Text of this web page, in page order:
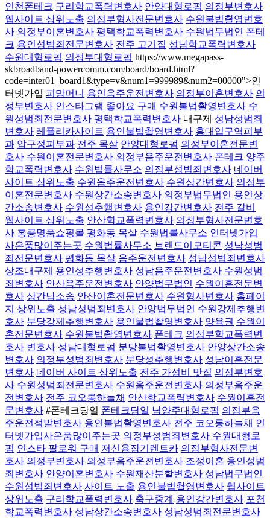
인천폰테크 구리학교폭력변호사 안양대형로펌 의정부변호사
웹사이트 상위노출 의정부형사전문변호사 수원불법촬영변호
사 의정부이혼변호사 평택학교폭력변호사 수원법무법인 폰테
크 용인성범죄전문변호사 전주 고기집 성남학교폭력변호사
수원대형로펌 의정부대형로펌 https://www.megapass-
skbroadband-powercomm.com/board/board.html?
code=inter01_board1&type=v&num1=999989&num2=00000">인
터넷가입 피망머니 용인음주운전변호사 의정부이혼변호사 의
정부변호사 인스타그램 좋아요 구매 수원불법촬영변호사 수
원성범죄전문변호사 평택학교폭력변호사 내구제 성남성범죄
변호사 레플리카사이트 용인불법촬영변호사 홍대입구역피부
과 압구정피부과 전주 목살 안양대형로펌 의정부이혼전문변
호사 수원이혼전문변호사 의정부음주운전변호사 폰테크 양주
학교폭력변호사 수원법률사무소 의정부성범죄변호사 네이버
사이트 상위노출 수원음주운전변호사 수원상간변호사 의정부
이혼전문변호사 수원상간소송변호사 의정부법무법인 용인상
간소송변호사 수원성추행변호사 용인강간변호사 전주 갈비
웹사이트 상위노출 안산학교폭력변호사 의정부형사전문변호
사 홍콩명품쇼핑몰 평화동 목살 수원법률사무소 인터넷가입
사은품많이주는곳 수원법률사무소 브랜드이모티콘 성남성범
죄전문변호사 평화동 목살 음주운전변호사 성남성범죄변호사
상조내구제 용인성추행변호사 성남음주운전변호사 수원성범
죄변호사 안산음주운전변호사 안양법무법인 수원이혼전문변
호사 상간남소송 안산이혼전문변호사 수원형사변호사 홈페이
지 상위노출 성남성범죄변호사 안양법무법인 수원강제추행변
호사 분당강제추행변호사 용인불법촬영변호사 양육권 수원이
혼전문변호사 수원불법촬영변호사 폰테크 의정부학교폭력변
호사 변호사 성남대형로펌 분당불법촬영변호사 안양상간소송
변호사 의정부성범죄변호사 분당성추행변호사 성남이혼전문
변호사 네이버 사이트 상위노출 전주 가성비 맛집 의정부변호
사 수원성범죄전문변호사 수원음주운전변호사 의정부음주운
전변호사 전주 코오롱하늘채 안산학교폭력변호사 수원이혼전
문변호사 #폰테크당일 폰테크당일 남양주대형로펌 의정부음
주운전적발변호사 용인불법촬영변호사 전주 코오롱하늘채 인
터넷가입사은품많이주는곳 의정부성범죄변호사 수원대형로
펌 인스타 팔로워 구매 저신용장기렌트카 의정부형사전문변
호사 의정부변호사 의정부음주운전변호사 조정이혼 용인성범
죄변호사 안양이혼변호사 수원재산분할변호사 성남법무법인
수원성범죄변호사 사이트 노출 용인불법촬영변호사 웹사이트
상위노출 구리학교폭력변호사 축구중계 용인강간변호사 포천
학교폭력변호사 성남상간소송변호사 성남성범죄전문변호사